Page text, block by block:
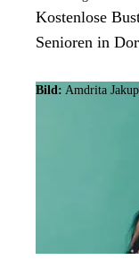
Kostenlose
Senioren in
Bild: Amdrita